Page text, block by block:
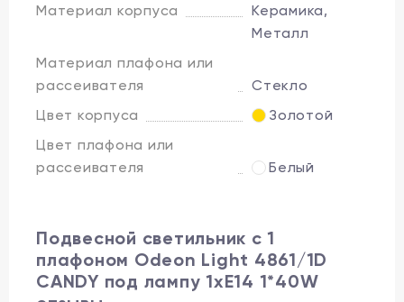
Материал корпуса
Керамика,
Металл
Материал плафона или
рассеивателя
Стекло
Цвет корпуса
Золотой
Цвет плафона или
рассеивателя
Белый
Подвесной светильник с 1
плафоном Odeon Light 4861/1D
CANDY под лампу 1xE14 1*40W